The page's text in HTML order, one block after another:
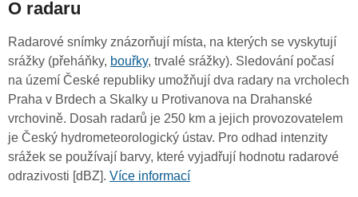
O radaru
Radarové snímky znázorňují místa, na kterých se vyskytují
srážky (přeháňky, bouřky, trvalé srážky). Sledování počasí
na území České republiky umožňují dva radary na vrcholech
Praha v Brdech a Skalky u Protivanova na Drahanské
vrchovině. Dosah radarů je 250 km a jejich provozovatelem
je Český hydrometeorologický ústav. Pro odhad intenzity
srážek se používají barvy, které vyjadřují hodnotu radarové
odrazivosti [dBZ]. Více informací